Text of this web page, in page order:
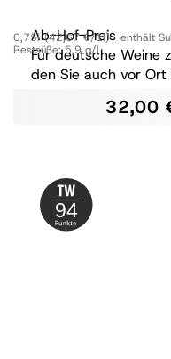
Ab-Hof-Preis
Für deutsche Weine
den Sie auch vor
0,75l (42,67 €/1l) enthält
Restsüße:5,9 g/l
32,00
94